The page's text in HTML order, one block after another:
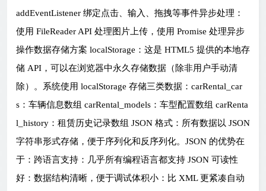
addEventListener 绑定点击、输入、拖拽等事件异步处理：
使用 FileReader API 处理图片上传，使用 Promise 处理异步
操作数据存储方案 localStorage：这是 HTML5 提供的本地存
储 API，可以在浏览器中永久存储数据（除非用户手动清
除）。系统使用 localStorage 存储三类数据：carRental_car
s：车辆信息数组 carRental_models：车型配置数组 carRenta
l_history：租赁历史记录数组 JSON 格式：所有数据以 JSON
字符串形式存储，便于序列化和反序列化。JSON 的优势在
于：跨语言支持：几乎所有编程语言都支持 JSON 可读性
好：数据结构清晰，便于调试体积小：比 XML 更紧凑自动